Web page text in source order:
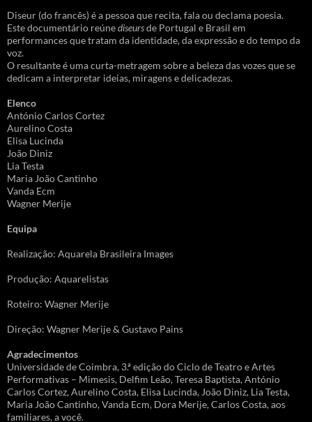
Diseur (do francês) é a pessoa que recita, fala ou declama poesia.
Este documentário reúnediseursde Portugal e Brasil em
performances que tratam da identidade, da expressão e do tempo da
voz.
O resultante é uma curta-metragem sobre a beleza das vozes que se
dedicam a interpretar ideias, miragens e delicadezas.
Elenco
António Carlos Cortez
Aurelino Costa
Elisa Lucinda
João Diniz
Lia Testa
Maria João Cantinho
Vanda Ecm
Wagner Merije
Equipa
Realização: Aquarela Brasileira Images
Produção: Aquarelistas
Roteiro: Wagner Merije
Direção: Wagner Merije & Gustavo Pains
Agradecimentos
Universidade de Coimbra, 3.ª edição do Ciclo de Teatro e Artes
Performativas – Mimesis, Delfim Leão, Teresa Baptista, António
Carlos Cortez, Aurelino Costa, Elisa Lucinda, João Diniz, Lia Testa,
Maria João Cantinho, Vanda Ecm, Dora Merije, Carlos Costa, aos
familiares, a você.